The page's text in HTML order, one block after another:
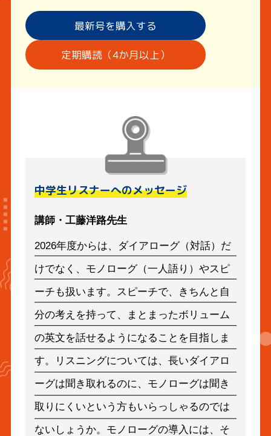
最新号を購入する
定期購読（4か月以上）
中学生リスナーへのメッセージ
講師・工藤洋路先生
2026年度からは、ダイアローグ（対話）だ
けでなく、モノローグ（一人語り）やスピ
ーチも扱います。スピーチで、きちんと自
分の考えを持って、まとまったボリューム
の英文を話せるようになることを目指しま
す。リスニングについては、長いダイアロ
ーグは聞き取れるのに、モノローグは聞き
取りにくいという方もいらっしゃるのでは
ないしょうか。モノローグの導入には、そ